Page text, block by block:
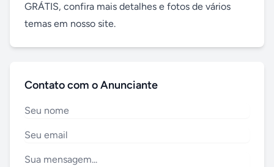
GRÁTIS, confira mais detalhes e fotos de vários
temas em nosso site.
Contato com o Anunciante